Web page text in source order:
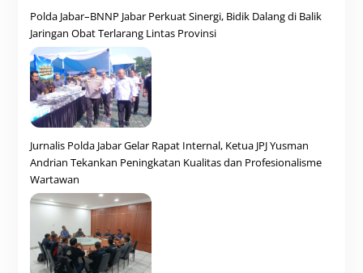
Polda Jabar–BNNP Jabar Perkuat Sinergi, Bidik Dalang di Balik
Jaringan Obat Terlarang Lintas Provinsi
Jurnalis Polda Jabar Gelar Rapat Internal, Ketua JPJ Yusman
Andrian Tekankan Peningkatan Kualitas dan Profesionalisme
Wartawan